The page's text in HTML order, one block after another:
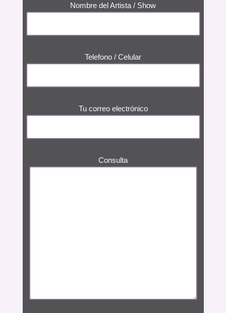
Nombre del Artista / Show
Telefono / Celular
Tu correo electrónico
Consulta